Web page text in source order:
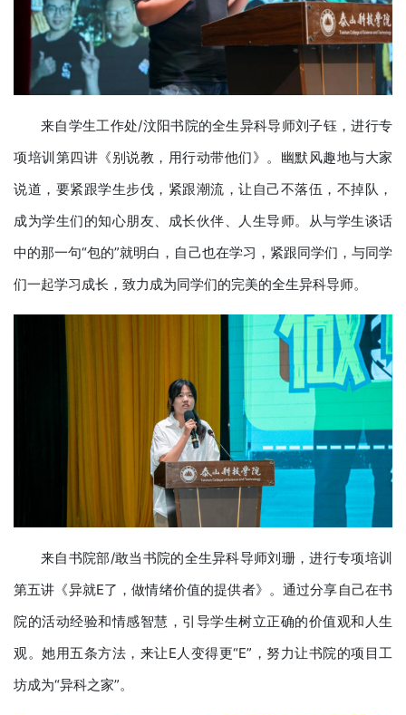
来自学生工作处/汶阳书院的全生异科导师刘子钰，进行专
项培训第四讲《别说教，用行动带他们》。幽默风趣地与大家
说道，要紧跟学生步伐，紧跟潮流，让自己不落伍，不掉队，
成为学生们的知心朋友、成长伙伴、人生导师。从与学生谈话
中的那一句“包的”就明白，自己也在学习，紧跟同学们，与同学
们一起学习成长，致力成为同学们的完美的全生异科导师。
来自书院部/敢当书院的全生异科导师刘珊，进行专项培训
第五讲《异就E了，做情绪价值的提供者》。通过分享自己在书
院的活动经验和情感智慧，引导学生树立正确的价值观和人生
观。她用五条方法，来让E人变得更“E”，努力让书院的项目工
坊成为“异科之家”。